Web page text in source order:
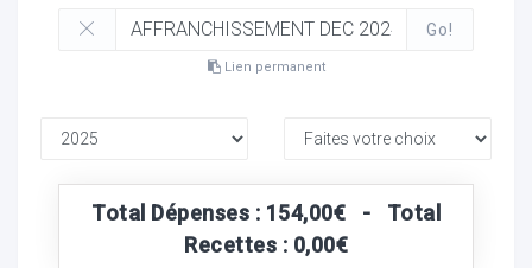
Go!
Lien permanent
Total Dépenses : 154,00€ - Total
Recettes : 0,00€